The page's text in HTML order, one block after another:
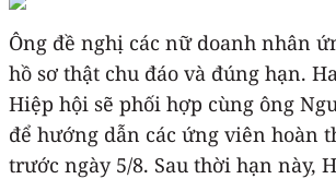
Ông đề nghị các nữ doanh nhân
hồ sơ thật chu đáo và đúng hạn.
Hiệp hội sẽ phối hợp cùng ông
để hướng dẫn các ứng viên hoàn
trước ngày 5/8. Sau thời hạn này,